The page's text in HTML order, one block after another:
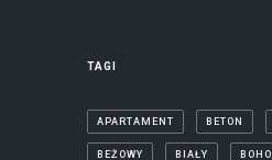
TAGI
APARTAMENT BETON
BEŻOWY BIAŁY BOHO